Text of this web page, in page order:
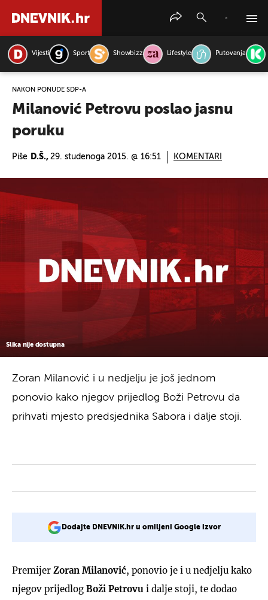
Vijesti Sport Showbizz Lifestyle Putovanja
NAKON PONUDE SDP-A
Milanović Petrovu poslao jasnu
poruku
Piše D.Š., 29. studenoga 2015. @ 16:51 KOMENTARI
Slika nije dostupna
Zoran Milanović i u nedjelju je još jednom
ponovio kako njegov prijedlog Boži Petrovu da
prihvati mjesto predsjednika Sabora i dalje stoji.
Dodajte DNEVNIK.hr u omiljeni Google izvor
Premijer Zoran Milanović, ponovio je i u nedjelju kako
njegov prijedlog Boži Petrovu i dalje stoji, te dodao
PRETRAŽITE VIJESTI